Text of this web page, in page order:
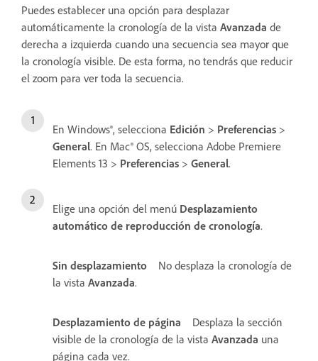
Puedes establecer una opción para desplazar
automáticamente la cronología de la vista Avanzada de
derecha a izquierda cuando una secuencia sea mayor que
la cronología visible. De esta forma, no tendrás que reducir
el zoom para ver toda la secuencia.
En Windows®, selecciona Edición > Preferencias >
General. En Mac® OS, selecciona Adobe Premiere
Elements 13 > Preferencias > General.
Elige una opción del menú Desplazamiento
automático de reproducción de cronología.
Sin desplazamiento
No desplaza la cronología de
la vista Avanzada.
Desplazamiento de página
Desplaza la sección
visible de la cronología de la vista Avanzada una
página cada vez.